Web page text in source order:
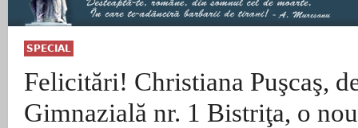
SPECIAL
Felicitări! Christiana Puşcaş,
Gimnazială nr. 1 Bistriţa, o